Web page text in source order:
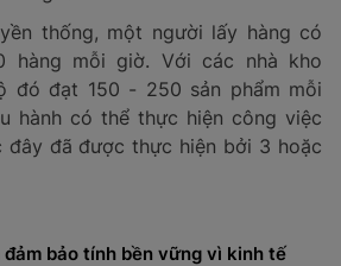
thống, một người lấy hàng có
hàng mỗi giờ. Với các nhà kho
đó đạt 150 - 250 sản phẩm mỗi
hành có thể thực hiện công việc
đây đã được thực hiện bởi 3 hoặc
bảo tính bền vững vì kinh tế